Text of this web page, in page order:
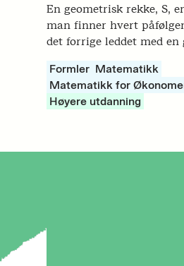
En geometrisk rekke, S,
man finner hvert
det forrige leddet med
Formler Matematikk
Matematikk for
Høyere utdanning